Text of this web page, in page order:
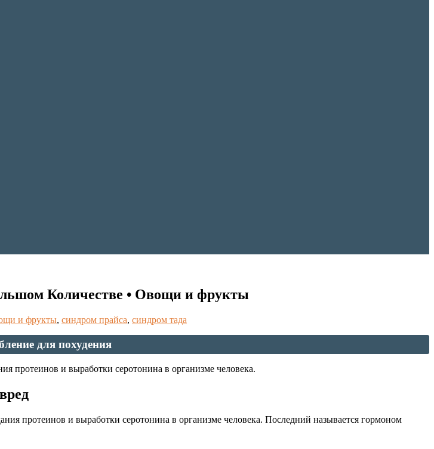
Количестве • Овощи и фрукты
и фрукты, синдром прайса, синдром тада
для похудения
протеинов и выработки серотонина в организме человека.
протеинов и выработки серотонина в организме человека. Последний называется гормоном